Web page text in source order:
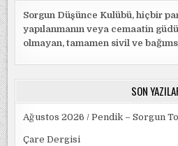
Sorgun Düşünce Kulübü, hiçbir
yapılanmanın veya cemaatin
olmayan, tamamen sivil ve
SON
Ağustos 2026 / Pendik – Sorgun
Çare Dergisi